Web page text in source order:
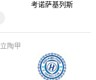
考诺萨基列斯
立陶甲